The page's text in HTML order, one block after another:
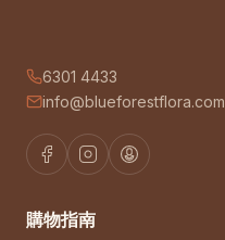
6301 4433
info@blueforestflora.com
購物指南